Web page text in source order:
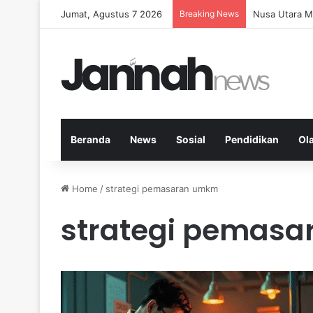
Jumat, Agustus 7 2026 Breaking News Memperkuat
Beranda News Sosial Pendidikan
Home / strategi pemasaran umkm
strategi